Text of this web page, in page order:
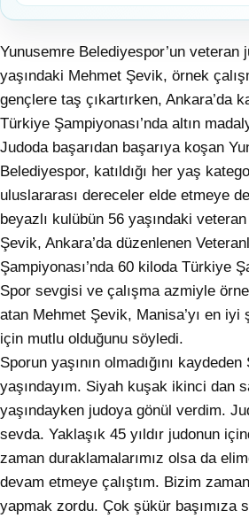
Yunusemre Belediyespor’un veteran
yaşındaki Mehmet Şevik, örnek
gençlere taş çıkartırken, Ankara’da
Türkiye Şampiyonası’nda altın
Judoda başarıdan başarıya koşan
Belediyespor, katıldığı her yaş
uluslararası dereceler elde etmeye
beyazlı kulübün 56 yaşındaki
Şevik, Ankara’da düzenlenen
Şampiyonası’nda 60 kiloda Türkiye
Spor sevgisi ve çalışma azmiyle
atan Mehmet Şevik, Manisa’yı en
için mutlu olduğunu söyledi.
Sporun yaşının olmadığını
yaşındayım. Siyah kuşak ikinci dan
yaşındayken judoya gönül verdim.
sevda. Yaklaşık 45 yıldır judonun
zaman duraklamalarımız olsa da
devam etmeye çalıştım. Bizim
yapmak zordu. Çok şükür başımıza